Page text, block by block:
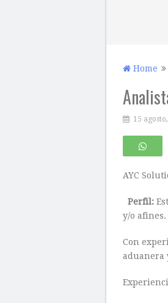
Home
15
AYC
Perfil:
y/o afines.
Con
aduanera